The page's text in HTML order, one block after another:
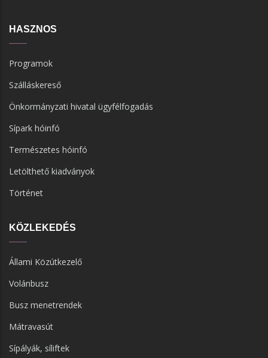
HASZNOS
Programok
Szálláskereső
Önkormányzati hivatal ügyfélfogadás
Sípark hóinfó
Természetes hóinfó
Letölthető kiadványok
Történet
KÖZLEKEDÉS
Állami Közútkezelő
Volánbusz
Busz menetrendek
Mátravasút
Sípályák, síliftek